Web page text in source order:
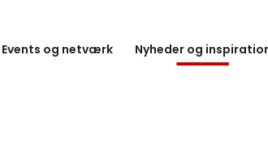
Events og netværk Nyheder og